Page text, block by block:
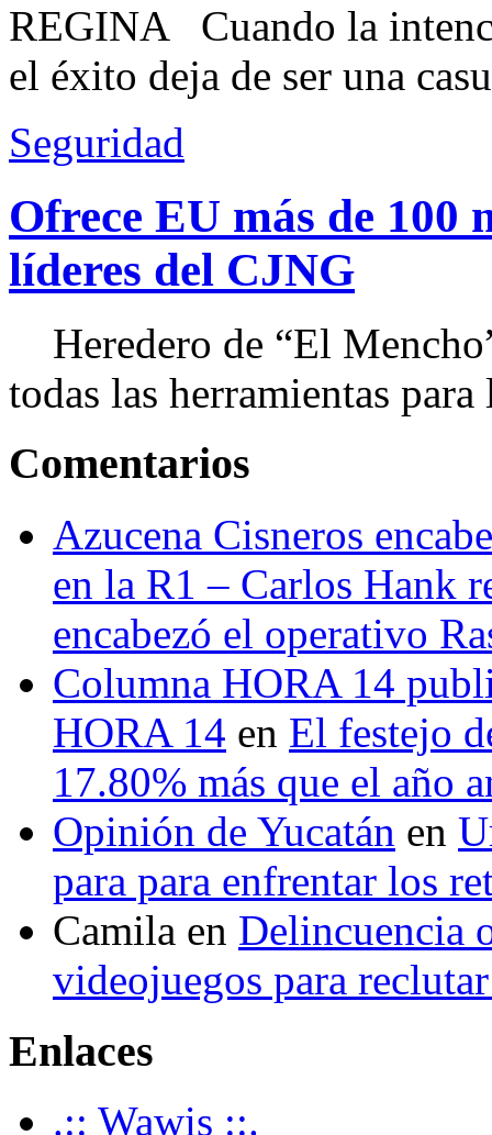
REGINA Cuando la
el éxito deja de ser una
Seguridad
Ofrece EU más de 100
líderes del CJNG
Heredero de “El
todas las herramientas
Comentarios
Azucena Cisneros
en la R1 – Carlos Hank
encabezó el operativo
Columna HORA 14
HORA 14 en El festejo
17.80% más que el año
Opinión de Yucatán en
para para enfrentar los
Camila en Delincuencia
videojuegos para
Enlaces
.:: Wawis ::.